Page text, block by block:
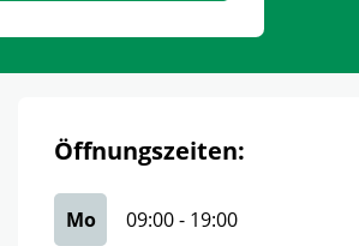
Öffnungszeiten:
Mo 09:00- 19:00